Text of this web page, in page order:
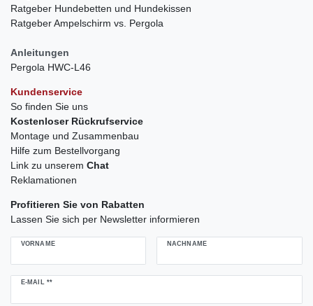
Ratgeber Hundebetten und Hundekissen
Ratgeber Ampelschirm vs. Pergola
Anleitungen
Pergola HWC-L46
Kundenservice
So finden Sie uns
Kostenloser Rückrufservice
Montage und Zusammenbau
Hilfe zum Bestellvorgang
Link zu unserem Chat
Reklamationen
Profitieren Sie von Rabatten
Lassen Sie sich per Newsletter informieren
VORNAME NACHNAME
E-MAIL **
Newsletter